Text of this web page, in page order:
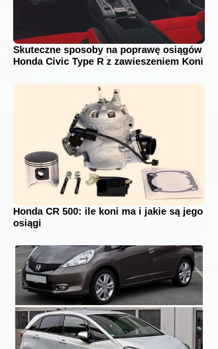
Skuteczne sposoby na poprawę osiągów
Honda Civic Type R z zawieszeniem Koni
Honda CR 500: ile koni ma i jakie są jego
osiągi